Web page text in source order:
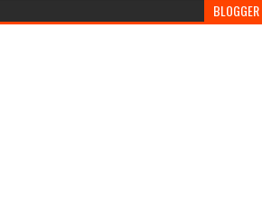
BLOGGER